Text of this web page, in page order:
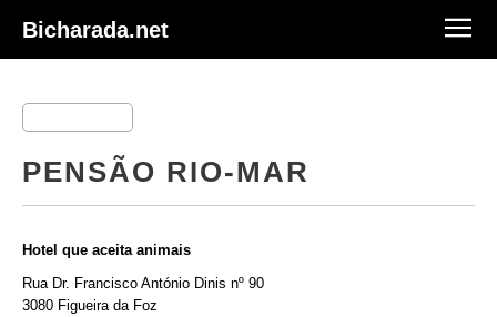
Bicharada.net
PENSÃO RIO-MAR
Hotel que aceita animais
Rua Dr. Francisco António Dinis nº 90
3080 Figueira da Foz